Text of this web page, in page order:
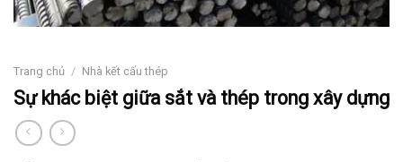
Trang chủ / Nhà kết cấu thép
Sự khác biệt giữa sắt và thép trong xây dựng